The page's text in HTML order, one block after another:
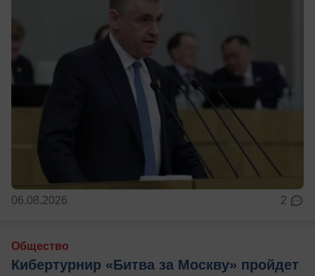
06.08.2026 2
Общество
Кибертурнир «Битва за Москву» пройдет